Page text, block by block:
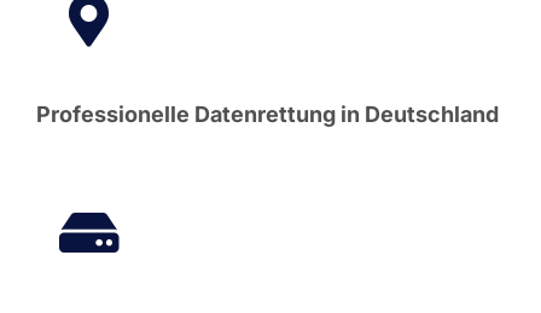
Professionelle Datenrettung in Deutschland